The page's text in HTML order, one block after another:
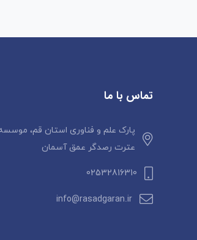
تماس با ما
پارک علم و فناوری استان قم،
عترت رصدگر عمق آسمان
02532816310
info@rasadgaran.ir